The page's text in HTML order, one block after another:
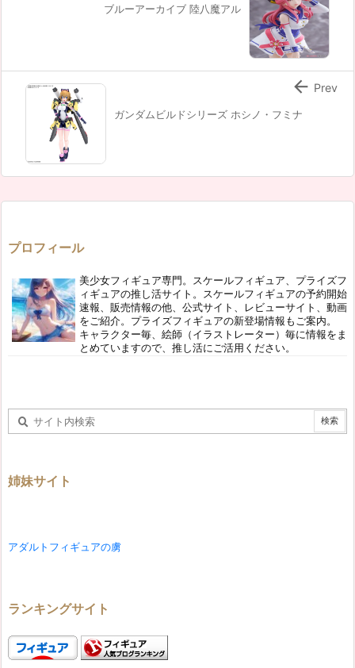
ブルーアーカイブ 陸八魔アル
ガンダムビルドシリーズ ホシノ・フミナ
 Prev
プロフィール
美少女フィギュア専門。スケールフィギュア、プライズフ
ィギュアの推し活サイト。スケールフィギュアの予約開始
速報、販売情報の他、公式サイト、レビューサイト、動画
をご紹介。プライズフィギュアの新登場情報もご案内。
キャラクター毎、絵師（イラストレーター）毎に情報をま
とめていますので、推し活にご活用ください。
姉妹サイト
アダルトフィギュアの虜
ランキングサイト